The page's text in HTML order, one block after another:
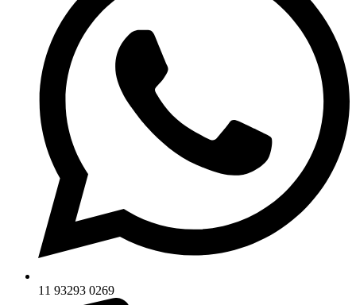
11 93293 0269